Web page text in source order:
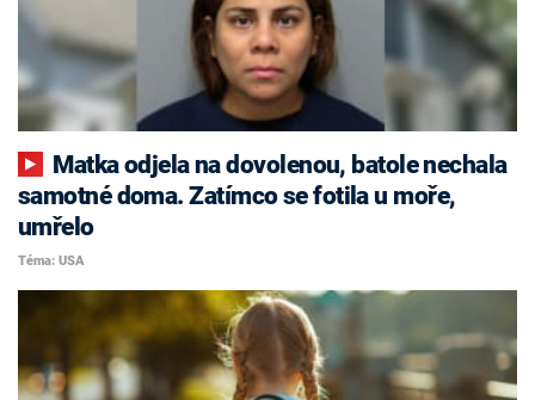
samotné doma. Zatímco se fotila u moře,
umřelo
Téma: USA